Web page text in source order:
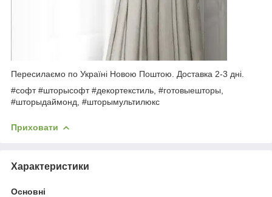
Пересилаємо по Україні Новою Поштою. Доставка 2-3 дні.
#софт #шторысофт #декортекстиль, #готовыешторы,
#шторыдаймонд, #шторымультилюкс
Приховати
Характеристики
Основні